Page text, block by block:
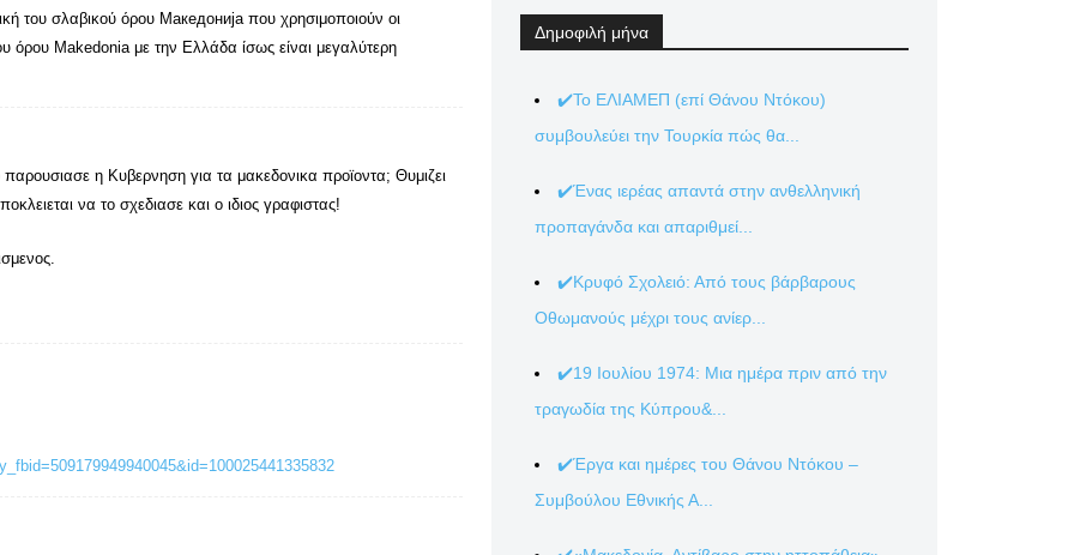
του σλαβικού όρου Македонија που χρησιμοποιούν οι
όρου Makedonia με την Ελλάδα ίσως είναι μεγαλύτερη
η Κυβερνηση για τα μακεδονικα προϊοντα; Θυμιζει
να το σχεδιασε και ο ιδιος γραφιστας!
Δημοφιλή μήνα
✔️Το ΕΛΙΑΜΕΠ (επί Θάνου Ντόκου)
συμβουλεύει την Τουρκία πώς θα...
✔️Ένας ιερέας απαντά στην ανθελληνική
προπαγάνδα και απαριθμεί...
✔️Κρυφό Σχολειό: Από τους βάρβαρους
Οθωμανούς μέχρι τους ανίερ...
✔️19 Ιουλίου 1974: Μια ημέρα πριν από την
τραγωδία της Κύπρου&...
✔️Έργα και ημέρες του Θάνου Ντόκου –
Συμβούλου Εθνικής Α...